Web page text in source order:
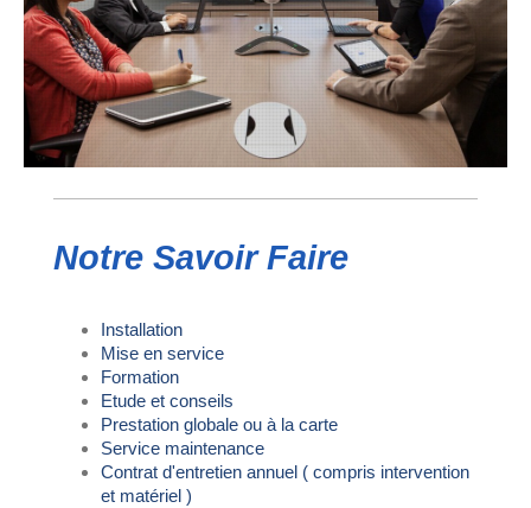
Notre Savoir Faire
Installation
Mise en service
Formation
Etude et conseils
Prestation globale ou à la carte
Service maintenance
Contrat d'entretien annuel ( compris intervention
et matériel )